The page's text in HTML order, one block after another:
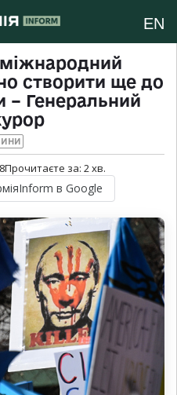
EN
створити ще до
– Генеральний
Прочитаєте за: 2хв.
в Google